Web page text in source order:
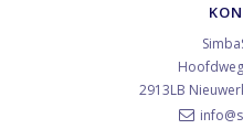
2913LB